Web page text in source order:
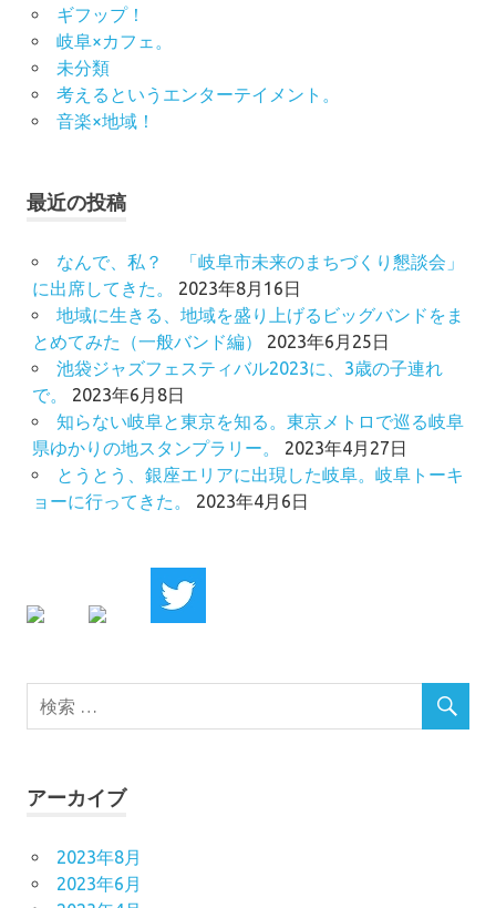
ギフップ！
岐阜×カフェ。
未分類
考えるというエンターテイメント。
音楽×地域！
最近の投稿
なんで、私？ 「岐阜市未来のまちづくり懇談会」
に出席してきた。
2023年8月16日
地域に生きる、地域を盛り上げるビッグバンドをま
とめてみた（一般バンド編）
2023年6月25日
池袋ジャズフェスティバル2023に、3歳の子連れ
で。
2023年6月8日
知らない岐阜と東京を知る。東京メトロで巡る岐阜
県ゆかりの地スタンプラリー。
2023年4月27日
とうとう、銀座エリアに出現した岐阜。岐阜トーキ
ョーに行ってきた。
2023年4月6日
アーカイブ
2023年8月
2023年6月